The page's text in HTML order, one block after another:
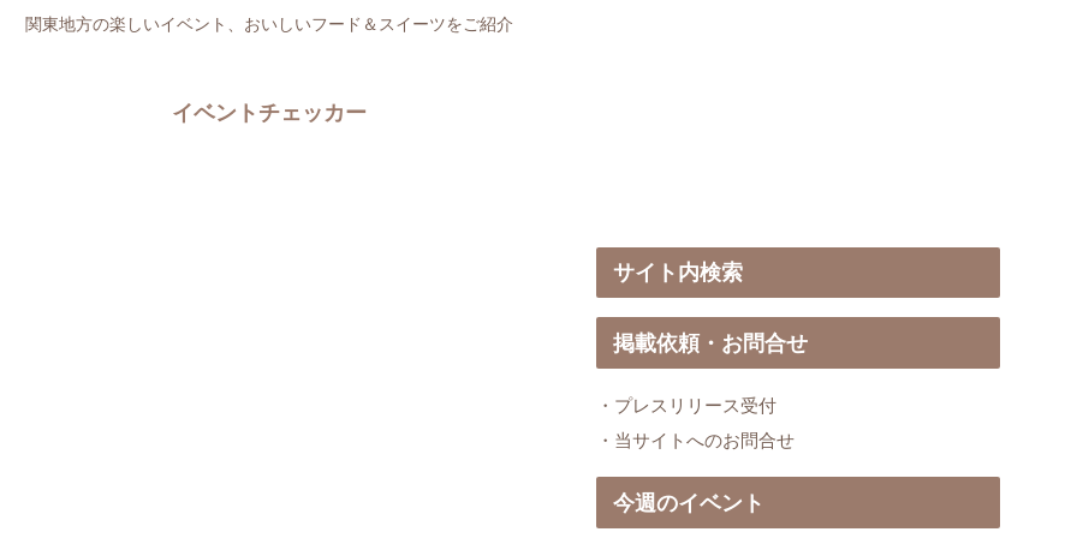
関東地方の楽しいイベント、おいしいフード＆スイーツをご紹介
イベントチェッカー
サイト内検索
掲載依頼・お問合せ
・プレスリリース受付
・当サイトへのお問合せ
今週のイベント